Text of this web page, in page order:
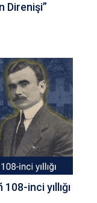
Direnişi”
inci yıllığı